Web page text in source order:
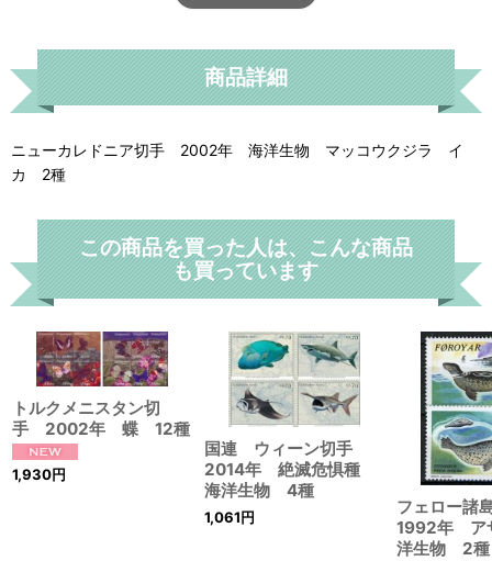
商品詳細
ニューカレドニア切手 2002年 海洋生物 マッコウクジラ イ
カ 2種
この商品を買った人は、こんな商品
も買っています
トルクメニスタン切
手 2002年 蝶 12種
1,930円
国連 ウィーン切手
2014年 絶滅危惧種
海洋生物 4種
1,061円
フェロー
1992年 ア
洋生物 2種